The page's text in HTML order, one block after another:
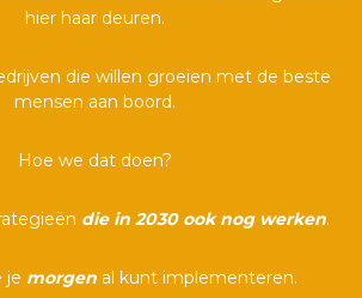
hier haar deuren.
die willen groeien met de beste
mensen aan boord.
Hoe we dat doen?
die in 2030 ook nog werken.
je morgen al kunt implementeren.